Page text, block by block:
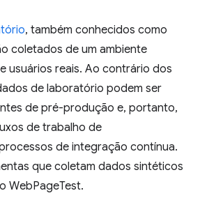
, também conhecidos como
coletados de um ambiente
usuários reais. Ao contrário dos
de laboratório podem ser
de pré-produção e, portanto,
de trabalho de
de integração contínua.
que coletam dados sintéticos
WebPageTest.